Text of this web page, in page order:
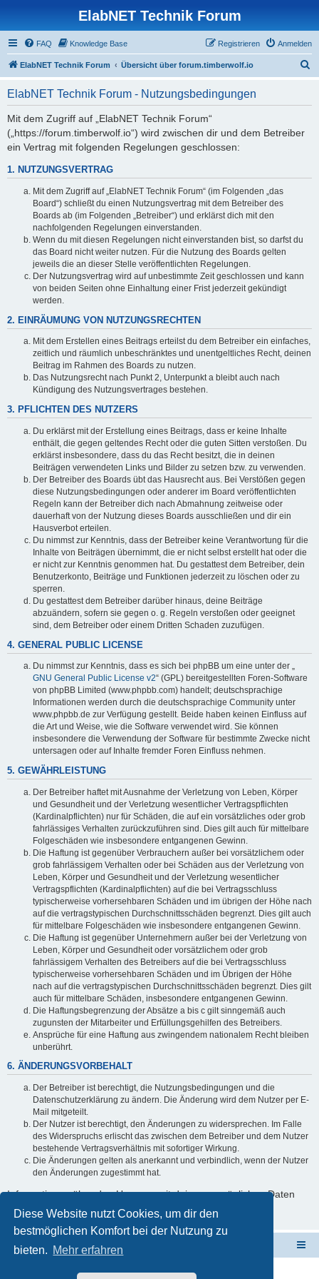
Diese Website nutzt Cookies, um dir den
bestmöglichen Komfort bei der Nutzung zu
bieten. Mehr erfahren
ElabNET Technik Forum
FAQ Knowledge Base Anmelden
Registrieren
ElabNET Technik Forum Übersicht über forum.timberwolf.io
ElabNET Technik Forum - Nutzungsbedingungen
Mit dem Zugriff auf „ElabNET Technik Forum“
(„https://forum.timberwolf.io“) wird zwischen dir und dem Betreiber
ein Vertrag mit folgenden Regelungen geschlossen:
1. NUTZUNGSVERTRAG
Mit dem Zugriff auf „ElabNET Technik Forum“ (im Folgenden „das
Board“) schließt du einen Nutzungsvertrag mit dem Betreiber des
Boards ab (im Folgenden „Betreiber“) und erklärst dich mit den
nachfolgenden Regelungen einverstanden.
Wenn du mit diesen Regelungen nicht einverstanden bist, so darfst du
das Board nicht weiter nutzen. Für die Nutzung des Boards gelten
jeweils die an dieser Stelle veröffentlichten Regelungen.
Der Nutzungsvertrag wird auf unbestimmte Zeit geschlossen und kann
von beiden Seiten ohne Einhaltung einer Frist jederzeit gekündigt
werden.
2. EINRÄUMUNG VON NUTZUNGSRECHTEN
Mit dem Erstellen eines Beitrags erteilst du dem Betreiber ein einfaches,
zeitlich und räumlich unbeschränktes und unentgeltliches Recht, deinen
Beitrag im Rahmen des Boards zu nutzen.
Das Nutzungsrecht nach Punkt 2, Unterpunkt a bleibt auch nach
Kündigung des Nutzungsvertrages bestehen.
3. PFLICHTEN DES NUTZERS
Du erklärst mit der Erstellung eines Beitrags, dass er keine Inhalte
enthält, die gegen geltendes Recht oder die guten Sitten verstoßen. Du
erklärst insbesondere, dass du das Recht besitzt, die in deinen
Beiträgen verwendeten Links und Bilder zu setzen bzw. zu verwenden.
Der Betreiber des Boards übt das Hausrecht aus. Bei Verstößen gegen
diese Nutzungsbedingungen oder anderer im Board veröffentlichten
Regeln kann der Betreiber dich nach Abmahnung zeitweise oder
dauerhaft von der Nutzung dieses Boards ausschließen und dir ein
Hausverbot erteilen.
Du nimmst zur Kenntnis, dass der Betreiber keine Verantwortung für die
Inhalte von Beiträgen übernimmt, die er nicht selbst erstellt hat oder die
er nicht zur Kenntnis genommen hat. Du gestattest dem Betreiber, dein
Benutzerkonto, Beiträge und Funktionen jederzeit zu löschen oder zu
sperren.
Du gestattest dem Betreiber darüber hinaus, deine Beiträge
abzuändern, sofern sie gegen o. g. Regeln verstoßen oder geeignet
sind, dem Betreiber oder einem Dritten Schaden zuzufügen.
4. GENERAL PUBLIC LICENSE
Du nimmst zur Kenntnis, dass es sich bei phpBB um eine unter der „
GNU General Public License v2“ (GPL) bereitgestellten Foren-Software
von phpBB Limited (www.phpbb.com) handelt; deutschsprachige
Informationen werden durch die deutschsprachige Community unter
www.phpbb.de zur Verfügung gestellt. Beide haben keinen Einfluss auf
die Art und Weise, wie die Software verwendet wird. Sie können
insbesondere die Verwendung der Software für bestimmte Zwecke nicht
untersagen oder auf Inhalte fremder Foren Einfluss nehmen.
5. GEWÄHRLEISTUNG
Der Betreiber haftet mit Ausnahme der Verletzung von Leben, Körper
und Gesundheit und der Verletzung wesentlicher Vertragspflichten
(Kardinalpflichten) nur für Schäden, die auf ein vorsätzliches oder grob
fahrlässiges Verhalten zurückzuführen sind. Dies gilt auch für mittelbare
Folgeschäden wie insbesondere entgangenen Gewinn.
Die Haftung ist gegenüber Verbrauchern außer bei vorsätzlichem oder
grob fahrlässigem Verhalten oder bei Schäden aus der Verletzung von
Leben, Körper und Gesundheit und der Verletzung wesentlicher
Vertragspflichten (Kardinalpflichten) auf die bei Vertragsschluss
typischerweise vorhersehbaren Schäden und im übrigen der Höhe nach
auf die vertragstypischen Durchschnittsschäden begrenzt. Dies gilt auch
für mittelbare Folgeschäden wie insbesondere entgangenen Gewinn.
Die Haftung ist gegenüber Unternehmern außer bei der Verletzung von
Leben, Körper und Gesundheit oder vorsätzlichem oder grob
fahrlässigem Verhalten des Betreibers auf die bei Vertragsschluss
typischerweise vorhersehbaren Schäden und im Übrigen der Höhe
nach auf die vertragstypischen Durchschnittsschäden begrenzt. Dies gilt
auch für mittelbare Schäden, insbesondere entgangenen Gewinn.
Die Haftungsbegrenzung der Absätze a bis c gilt sinngemäß auch
zugunsten der Mitarbeiter und Erfüllungsgehilfen des Betreibers.
Ansprüche für eine Haftung aus zwingendem nationalem Recht bleiben
unberührt.
6. ÄNDERUNGSVORBEHALT
Der Betreiber ist berechtigt, die Nutzungsbedingungen und die
Datenschutzerklärung zu ändern. Die Änderung wird dem Nutzer per E-
Mail mitgeteilt.
Der Nutzer ist berechtigt, den Änderungen zu widersprechen. Im Falle
des Widerspruchs erlischt das zwischen dem Betreiber und dem Nutzer
bestehende Vertragsverhältnis mit sofortiger Wirkung.
Die Änderungen gelten als anerkannt und verbindlich, wenn der Nutzer
den Änderungen zugestimmt hat.
Informationen über den Umgang mit deinen persönlichen Daten
sind in der Datenschutzerklärung enthalten.
ElabNET Technik Forum